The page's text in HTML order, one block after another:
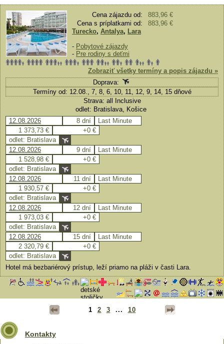
Cena zájazdu od:
883,96 €
Cena s príplatkami od:
883,96 €
Turecko, Antalya, Lara
- Pobytové zájazdy
- Pre rodiny s deťmi
Zobraziť všetky termíny a popis zájazdu »
Doprava:
Termíny od: 12.08., 7, 8, 6, 10, 11, 12, 9, 14, 15 dňové
Strava: all Inclusive
odlet: Bratislava, Košice
12.08.2026
8 dní
Last Minute
1 373,73 €
+0 €
odlet: Bratislava
12.08.2026
9 dní
Last Minute
1 528,98 €
+0 €
odlet: Bratislava
12.08.2026
11 dní
Last Minute
1 930,57 €
+0 €
odlet: Bratislava
12.08.2026
12 dní
Last Minute
1 973,03 €
+0 €
odlet: Bratislava
12.08.2026
15 dní
Last Minute
2 320,79 €
+0 €
odlet: Bratislava
Hotel má bezbariérový prístup, leží priamo na pláži v časti Lara.
1 2 3 ... 10
Kontakty